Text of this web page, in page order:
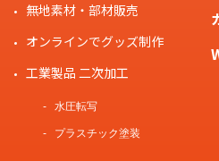
無地素材・部材販売
オンラインでグッズ制作
工業製品 二次加工
水圧転写
プラスチック塗装